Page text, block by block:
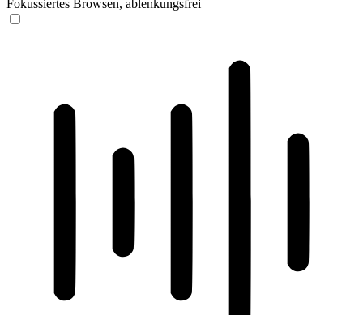
Fokussiertes Browsen, ablenkungsfrei